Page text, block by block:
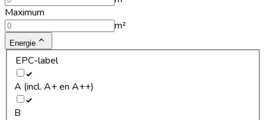
Maximum
m²
Energie
EPC-label
A (incl. A+ en A++)
B